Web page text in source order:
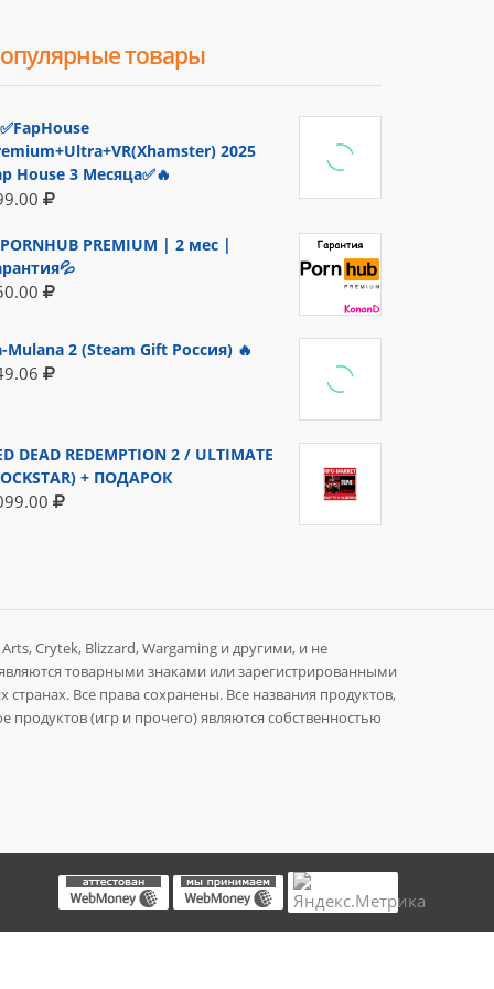
товары
2025
House 3 Месяца✅🔥
PREMIUM | 2 мес |
Mulana 2 (Steam Gift Россия) 🔥
DEAD REDEMPTION 2 / ULTIMATE
+ ПОДАРОК
Crytek, Blizzard, Wargaming и другими, и не
товарными знаками или зарегистрированными
Все права сохранены. Все названия продуктов,
(игр и прочего) являются собственностью